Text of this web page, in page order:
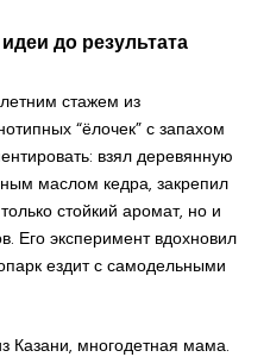
до результата
стажем из
“ёлочек” с запахом
взял деревянную
маслом кедра, закрепил
стойкий аромат, но и
Его эксперимент вдохновил
ездит с самодельными
Казани, многодетная мама.